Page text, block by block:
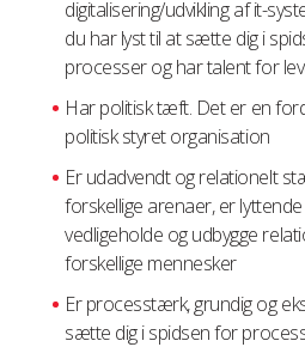
digitalisering/udvikling af it-
du har lyst til at sætte dig i
processer og har talent for
Har politisk tæft. Det er en
politisk styret organisation
Er udadvendt og relationelt
forskellige arenaer, er
vedligeholde og udbygge
forskellige mennesker
Er processtærk, grundig og
sætte dig i spidsen for